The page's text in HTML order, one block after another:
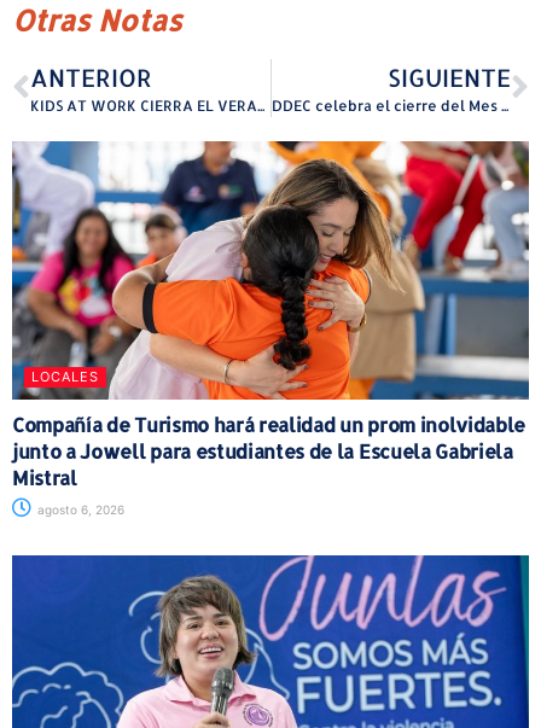
Otras Notas
ANTERIOR
KIDS AT WORK CIERRA EL VERANO CON NUEVOS TALLERES ESTE 11 DE JULIO
SIGUIENTE
DDEC celebra el cierre del Mes de la Juventud
LOCALES
Compañía de Turismo hará realidad un prom inolvidable
junto a Jowell para estudiantes de la Escuela Gabriela
Mistral
agosto 6, 2026